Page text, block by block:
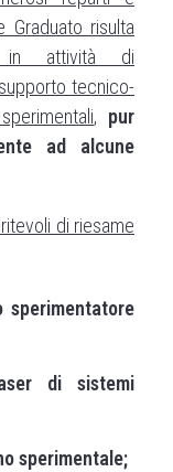
Graduato risulta
in attività di
tecnico-
, pur
ad alcune
di riesame
sperimentatore
di sistemi
sperimentale;